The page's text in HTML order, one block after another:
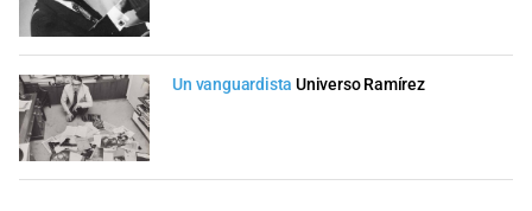
Un vanguardista Universo Ramírez